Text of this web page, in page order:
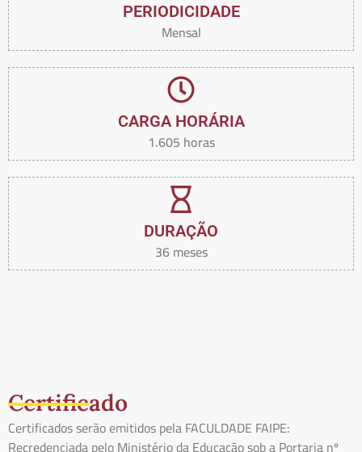
PERIODICIDADE
Mensal
CARGA HORÁRIA
1.605 horas
DURAÇÃO
36 meses
Certificado
Certificados serão emitidos pela FACULDADE FAIPE:
Recredenciada pelo Ministério da Educação sob a Portaria nº